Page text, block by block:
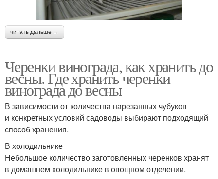
читать дальше →
Черенки винограда, как хранить до
весны. Где хранить черенки
винограда до весны
В зависимости от количества нарезанных чубуков
и конкретных условий садоводы выбирают подходящий
способ хранения.
В холодильнике
Небольшое количество заготовленных черенков хранят
в домашнем холодильнике в овощном отделении.